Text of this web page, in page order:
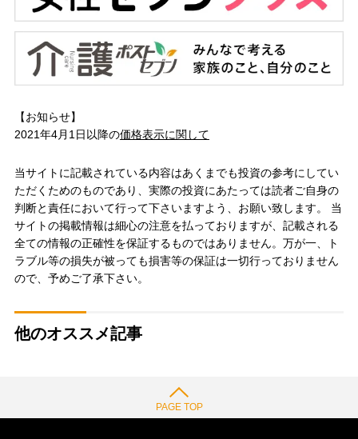
【お知らせ】
2021年4月1日以降の価格表示に関して
当サイトに記載されている内容はあくまでも投資の参考にしてい
ただくためのものであり、実際の投資にあたっては読者ご自身の
判断と責任において行って下さいますよう、お願い致します。 当
サイトの掲載情報は細心の注意を払っておりますが、記載される
全ての情報の正確性を保証するものではありません。万が一、ト
ラブル等の損失が被っても損害等の保証は一切行っておりません
ので、予めご了承下さい。
他のオススメ記事
PAGE TOP